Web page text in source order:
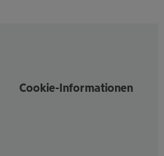
Cookie-Informationen